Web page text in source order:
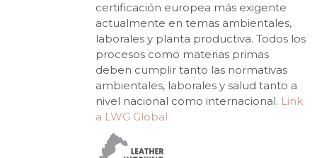
certificación europea más exigente
actualmente en temas ambientales,
laborales y planta productiva. Todos los
procesos como materias primas
deben cumplir tanto las normativas
ambientales, laborales y salud tanto a
nivel nacional como internacional. Link
a LWG Global